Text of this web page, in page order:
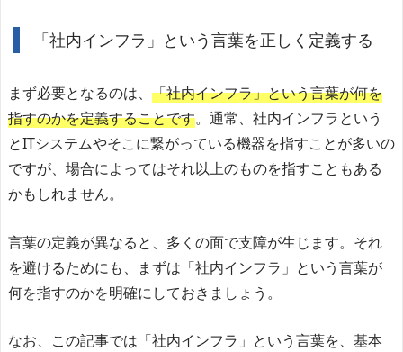
「社内インフラ」という言葉を正しく定義する
まず必要となるのは、 「社内インフラ」という言葉が何を
指すのかを定義することです。通常、社内インフラという
とITシステムやそこに繋がっている機器を指すことが多いの
ですが、場合によってはそれ以上のものを指すこともある
かもしれません。
言葉の定義が異なると、多くの面で支障が生じます。それ
を避けるためにも、まずは「社内インフラ」という言葉が
何を指すのかを明確にしておきましょう。
なお、この記事では「社内インフラ」という言葉を、基本